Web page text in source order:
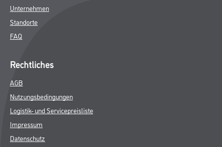
Unternehmen
Standorte
FAQ
Rechtliches
AGB
Nutzungsbedingungen
Logistik- und Servicepreisliste
Impressum
Datenschutz